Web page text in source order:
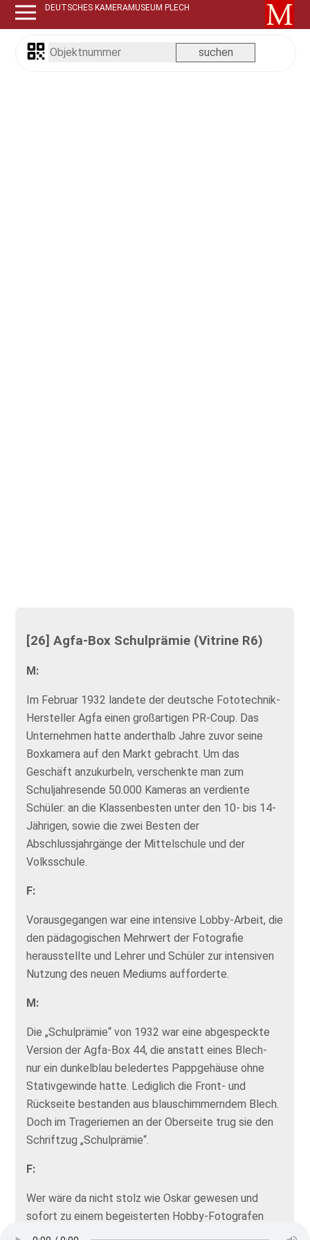
DEUTSCHES KAMERAMUSEUM PLECH
[26] Agfa-Box Schulprämie (Vitrine R6)
M:
Im Februar 1932 landete der deutsche Fototechnik-
Hersteller Agfa einen großartigen PR-Coup. Das
Unternehmen hatte anderthalb Jahre zuvor seine
Boxkamera auf den Markt gebracht. Um das
Geschäft anzukurbeln, verschenkte man zum
Schuljahresende 50.000 Kameras an verdiente
Schüler: an die Klassenbesten unter den 10- bis 14-
Jährigen, sowie die zwei Besten der
Abschlussjahrgänge der Mittelschule und der
Volksschule.
F:
Vorausgegangen war eine intensive Lobby-Arbeit, die
den pädagogischen Mehrwert der Fotografie
herausstellte und Lehrer und Schüler zur intensiven
Nutzung des neuen Mediums aufforderte.
M:
Die „Schulprämie“ von 1932 war eine abgespeckte
Version der Agfa-Box 44, die anstatt eines Blech-
nur ein dunkelblau beledertes Pappgehäuse ohne
Stativgewinde hatte. Lediglich die Front- und
Rückseite bestanden aus blauschimmerndem Blech.
Doch im Trageriemen an der Oberseite trug sie den
Schriftzug „Schulprämie“.
F:
Wer wäre da nicht stolz wie Oskar gewesen und
sofort zu einem begeisterten Hobby-Fotografen
geworden? Agfa hatte 50.000 Schüler glücklich